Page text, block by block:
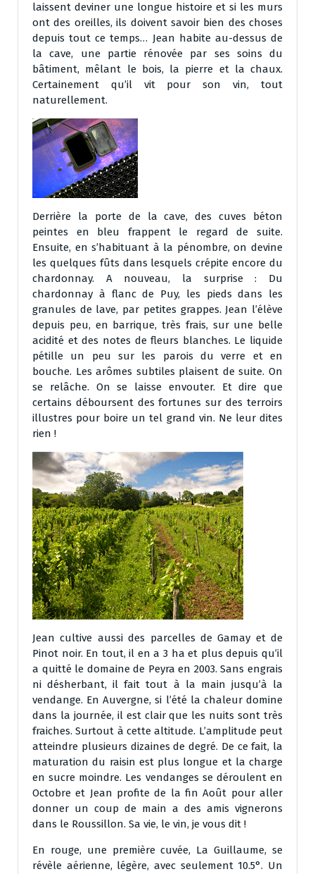
laissent deviner une longue histoire et si les murs
ont des oreilles, ils doivent savoir bien des choses
depuis tout ce temps… Jean habite au-dessus de
la cave, une partie rénovée par ses soins du
bâtiment, mêlant le bois, la pierre et la chaux.
Certainement qu’il vit pour son vin, tout
naturellement.
Derrière la porte de la cave, des cuves béton
peintes en bleu frappent le regard de suite.
Ensuite, en s’habituant à la pénombre, on devine
les quelques fûts dans lesquels crépite encore du
chardonnay. A nouveau, la surprise : Du
chardonnay à flanc de Puy, les pieds dans les
granules de lave, par petites grappes. Jean l’élève
depuis peu, en barrique, très frais, sur une belle
acidité et des notes de fleurs blanches. Le liquide
pétille un peu sur les parois du verre et en
bouche. Les arômes subtiles plaisent de suite. On
se relâche. On se laisse envouter. Et dire que
certains déboursent des fortunes sur des terroirs
illustres pour boire un tel grand vin. Ne leur dites
rien !
Jean cultive aussi des parcelles de Gamay et de
Pinot noir. En tout, il en a 3 ha et plus depuis qu’il
a quitté le domaine de Peyra en 2003. Sans engrais
ni désherbant, il fait tout à la main jusqu’à la
vendange. En Auvergne, si l’été la chaleur domine
dans la journée, il est clair que les nuits sont très
fraiches. Surtout à cette altitude. L’amplitude peut
atteindre plusieurs dizaines de degré. De ce fait, la
maturation du raisin est plus longue et la charge
en sucre moindre. Les vendanges se déroulent en
Octobre et Jean profite de la fin Août pour aller
donner un coup de main a des amis vignerons
dans le Roussillon. Sa vie, le vin, je vous dit !
En rouge, une première cuvée, La Guillaume, se
révèle aérienne, légère, avec seulement 10.5°. Un